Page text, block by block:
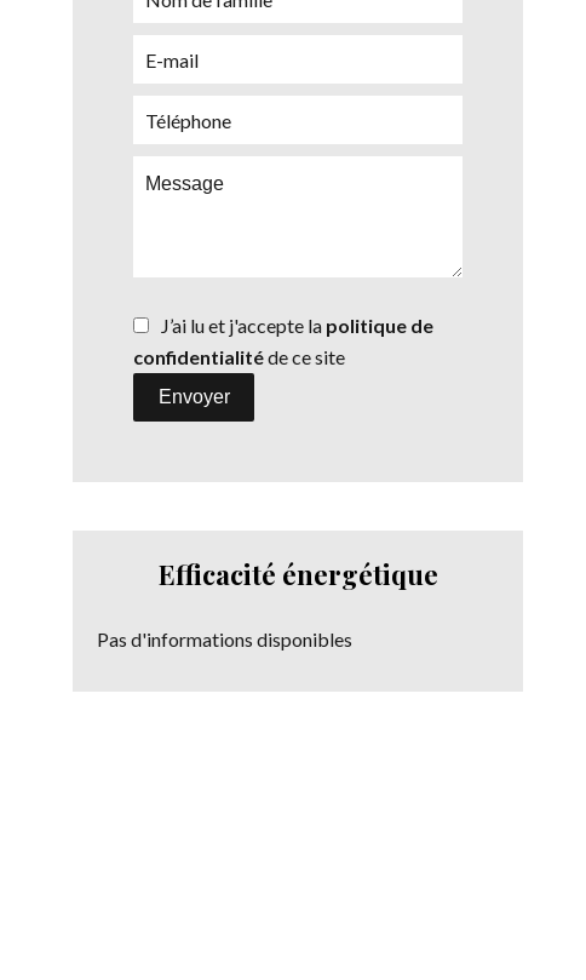
J’ai lu et j'accepte la politique de
confidentialitéde ce site
Envoyer
Efficacité énergétique
Pas d'informations disponibles